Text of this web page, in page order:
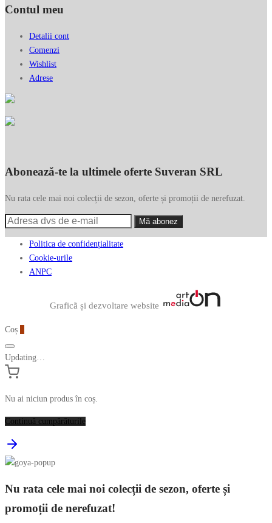
Contul meu
Detalii cont
Comenzi
Wishlist
Adrese
Abonează-te la ultimele oferte Suveran SRL
Nu rata cele mai noi colecții de sezon, oferte și promoții de nerefuzat.
Politica de confidențialitate
Cookie-urile
ANPC
Graficã și dezvoltare website
Coș
Updating…
Nu ai niciun produs în coș.
Continuă cumpărăturile
Nu rata cele mai noi colecții de sezon, oferte și
promoții de nerefuzat!